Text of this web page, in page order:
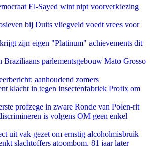
El-Sayed wint nipt voorverkiezing
bij Duits vliegveld voedt vrees voor
zijn eigen "Platinum" achievements dit
Braziliaans parlementsgebouw Mato Grosso
aanhoudend zomers
klacht in tegen insectenfabriek Protix om
profzege in zware Ronde van Polen-rit
is volgens OM geen enkel
uit vak gezet om ernstig alcoholmisbruik
slachtoffers atoombom, 81 jaar later